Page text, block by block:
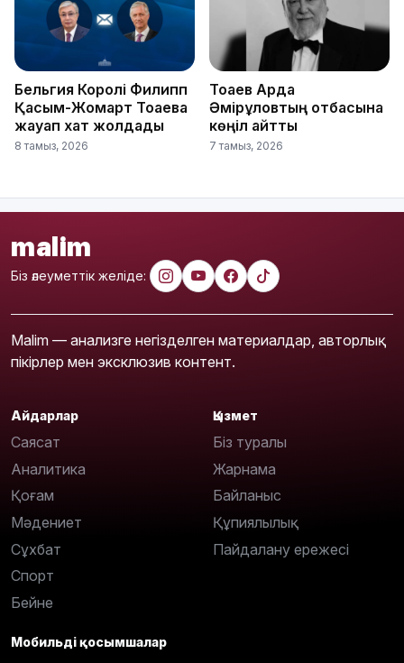
Бельгия Королі Филипп
Қасым-Жомарт Тоқаевқа
жауап хат жолдады
8 тамыз, 2026
Тоқаев Ардақ
Әмірқұловтың отбасына
көңіл айтты
7 тамыз, 2026
malim
Біз әлеуметтік желіде:
Malim — анализге негізделген материалдар, авторлық
пікірлер мен эксклюзив контент.
Айдарлар
Саясат
Аналитика
Қоғам
Мәдениет
Сұхбат
Спорт
Бейне
Қызмет
Біз туралы
Жарнама
Байланыс
Құпиялылық
Пайдалану ережесі
Мобильді қосымшалар